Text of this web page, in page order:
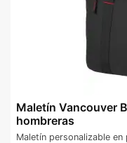
Maletín Vancouver
hombreras
Maletín personalizable